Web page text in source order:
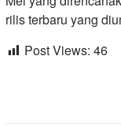
rilis terbaru yang
Post Views: 46